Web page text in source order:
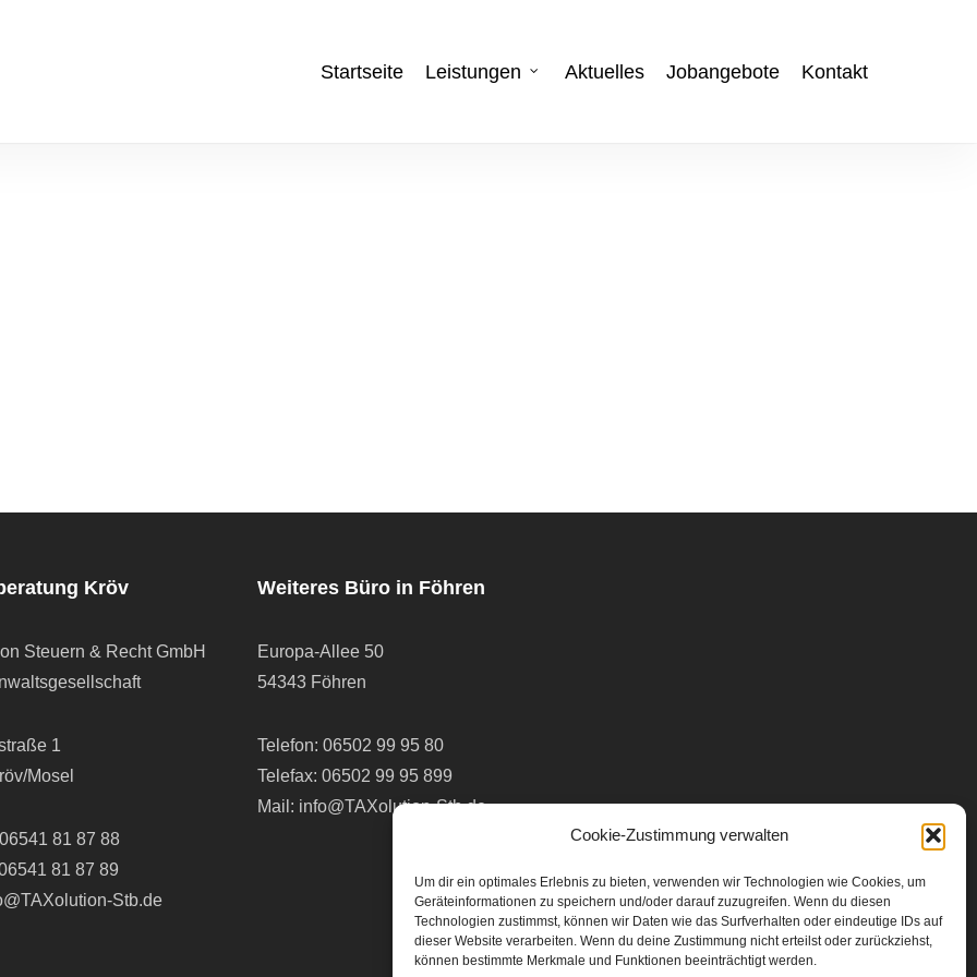
Cookie-Zustimmung verwalten
Um dir ein optimales Erlebnis zu bieten, verwenden wir Technologien wie Cookies, um
Geräteinformationen zu speichern und/oder darauf zuzugreifen. Wenn du diesen
Technologien zustimmst, können wir Daten wie das Surfverhalten oder eindeutige IDs auf
dieser Website verarbeiten. Wenn du deine Zustimmung nicht erteilst oder zurückziehst,
können bestimmte Merkmale und Funktionen beeinträchtigt werden.
Startseite Leistungen Aktuelles Jobangebote Kontakt
Kröv
Steuern & Recht GmbH
1
Mosel
06541 81 87 88
81 87 89
Stb.de
Weiteres Büro in Föhren
Europa-Allee 50
54343 Föhren
Telefon: 06502 99 95 80
Telefax: 06502 99 95 899
Mail: info@TAXolution-Stb.de